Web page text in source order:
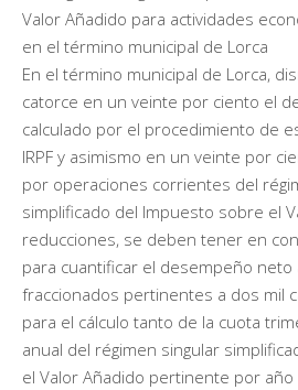
Valor Añadido para actividades
en el término municipal de Lorca
En el término municipal de Lorca,
catorce en un veinte por ciento el
calculado por el procedimiento de
IRPF y asimismo en un veinte por
por operaciones corrientes del
simplificado del Impuesto sobre el
reducciones, se deben tener en
para cuantificar el desempeño
fraccionados pertinentes a dos mil
para el cálculo tanto de la cuota
anual del régimen singular
el Valor Añadido pertinente por